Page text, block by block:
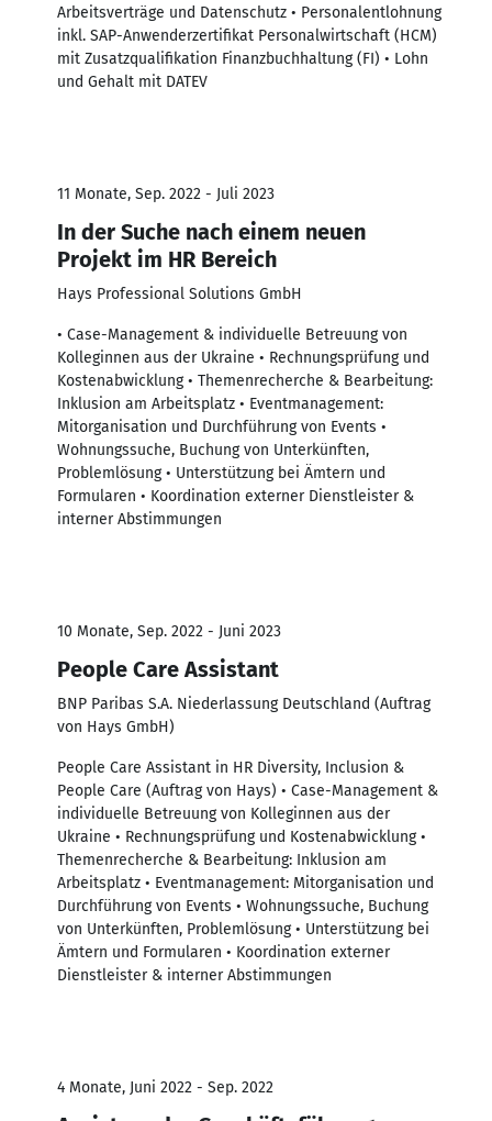
Arbeitsverträge und Datenschutz • Personalentlohnung
inkl. SAP-Anwenderzertifikat Personalwirtschaft (HCM)
mit Zusatzqualifikation Finanzbuchhaltung (FI) • Lohn
und Gehalt mit DATEV
11 Monate, Sep. 2022 - Juli 2023
In der Suche nach einem neuen
Projekt im HR Bereich
Hays Professional Solutions GmbH
• Case-Management & individuelle Betreuung von
Kolleginnen aus der Ukraine • Rechnungsprüfung und
Kostenabwicklung • Themenrecherche & Bearbeitung:
Inklusion am Arbeitsplatz • Eventmanagement:
Mitorganisation und Durchführung von Events •
Wohnungssuche, Buchung von Unterkünften,
Problemlösung • Unterstützung bei Ämtern und
Formularen • Koordination externer Dienstleister &
interner Abstimmungen
10 Monate, Sep. 2022 - Juni 2023
People Care Assistant
BNP Paribas S.A. Niederlassung Deutschland (Auftrag
von Hays GmbH)
People Care Assistant in HR Diversity, Inclusion &
People Care (Auftrag von Hays) • Case-Management &
individuelle Betreuung von Kolleginnen aus der
Ukraine • Rechnungsprüfung und Kostenabwicklung •
Themenrecherche & Bearbeitung: Inklusion am
Arbeitsplatz • Eventmanagement: Mitorganisation und
Durchführung von Events • Wohnungssuche, Buchung
von Unterkünften, Problemlösung • Unterstützung bei
Ämtern und Formularen • Koordination externer
Dienstleister & interner Abstimmungen
4 Monate, Juni 2022 - Sep. 2022